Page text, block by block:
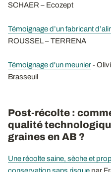
SCHAER – Ecozept
Témoignage d’un fabricant
ROUSSEL – TERRENA
Témoignage d'un meunier-
Brasseuil
Post-récolte :
qualité
graines en AB ?
Une récolte saine, sèche et
conservation sans risque par